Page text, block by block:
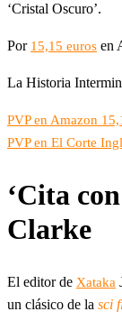
‘Cristal Oscuro’.
Por 15,15 euros en
La Historia
PVP en Amazon
PVP en El Corte
‘Cita
Clarke
El editor de Xataka
un clásico de la sci